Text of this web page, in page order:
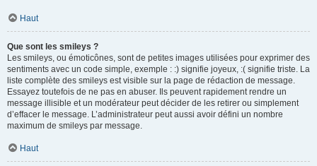
Haut
Que sont les smileys ?
Les smileys, ou émoticônes, sont de petites images utilisées pour exprimer des
sentiments avec un code simple, exemple : :) signifie joyeux, :( signifie triste. La
liste complète des smileys est visible sur la page de rédaction de message.
Essayez toutefois de ne pas en abuser. Ils peuvent rapidement rendre un
message illisible et un modérateur peut décider de les retirer ou simplement
d’effacer le message. L’administrateur peut aussi avoir défini un nombre
maximum de smileys par message.
Haut